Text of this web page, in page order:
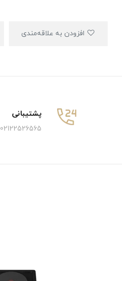
پشتیبانی
02122526565